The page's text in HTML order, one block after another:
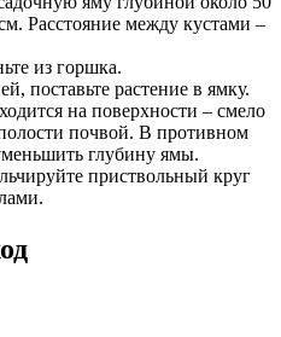
Расстояние между кустами –
из горшка.
поставьте растение в ямку.
на поверхности – смело
почвой. В противном
глубину ямы.
приствольный круг